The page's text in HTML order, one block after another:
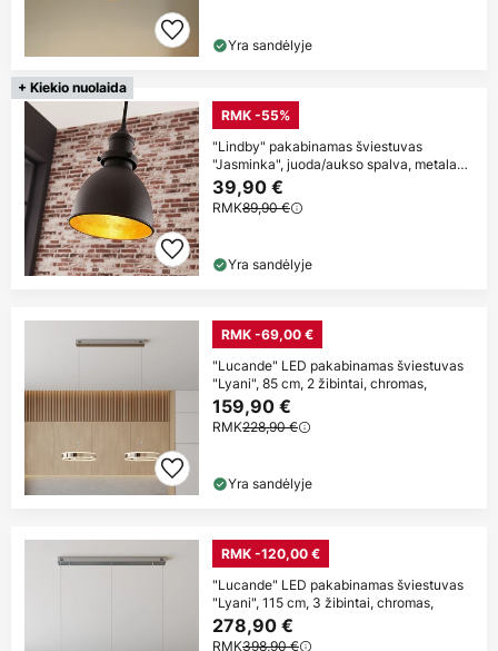
Yra sandėlyje
+ Kiekio nuolaida
RMK -55%
"Lindby" pakabinamas šviestuvas
"Jasminka", juoda/aukso spalva, metalas,
1
39,90 €
RMK89,90 €
Yra sandėlyje
RMK -69,00 €
"Lucande" LED pakabinamas šviestuvas
"Lyani", 85 cm, 2 žibintai, chromas,
159,90 €
RMK228,90 €
Yra sandėlyje
RMK -120,00 €
"Lucande" LED pakabinamas šviestuvas
"Lyani", 115 cm, 3 žibintai, chromas,
278,90 €
RMK398,90 €